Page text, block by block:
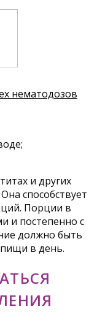
нематодозов
и других
способствует
Порции в
и постепенно с
должно быть
в день.